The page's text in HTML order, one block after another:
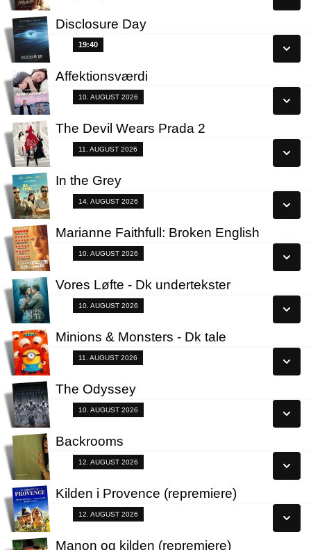
Se alle dage
Disclosure Day
19:40
Se alle dage
Affektionsværdi
10. AUGUST 2026Fra 10.08.2026
Se alle dage
The Devil Wears Prada 2
11. AUGUST 2026Fra 11.08.2026
Se alle dage
In the Grey
14. AUGUST 2026Fra 14.08.2026
Se alle dage
Marianne Faithfull: Broken English
10. AUGUST 2026Fra 10.08.2026
Se alle dage
Vores Løfte - Dk undertekster
10. AUGUST 2026Fra 10.08.2026
Se alle dage
Minions & Monsters - Dk tale
11. AUGUST 2026Fra 11.08.2026
Se alle dage
The Odyssey
10. AUGUST 2026Fra 10.08.2026
Se alle dage
Backrooms
12. AUGUST 2026Fra 12.08.2026
Se alle dage
Kilden i Provence (repremiere)
12. AUGUST 2026Fra 12.08.2026
Manon og kilden (repremiere)